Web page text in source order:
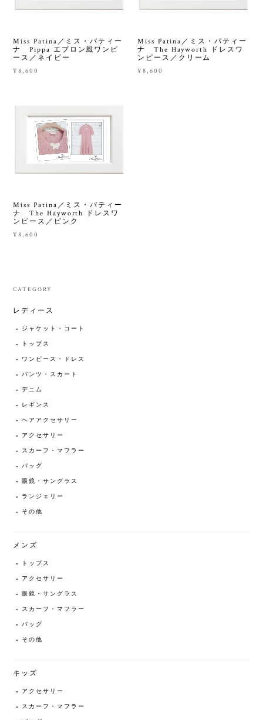
Miss Patina／ミス・パティー
ナ Pippa エプロン風ワンピ
ース／ネイビー
¥8,600
Miss Patina／ミス・パティー
ナ The Hayworth ドレスワ
ンピース／クリーム
¥8,600
Miss Patina／ミス・パティー
ナ The Hayworth ドレスワ
ンピース／ピンク
¥8,600
CATEGORY
レディース
ジャケット・コート
トップス
ワンピース・ドレス
パンツ・スカート
デニム
レギンス
ヘアアクセサリー
アクセサリー
スカーフ・マフラー
バッグ
眼鏡・サングラス
ランジェリー
その他
メンズ
トップス
アクセサリー
眼鏡・サングラス
スカーフ・マフラー
バッグ
その他
キッズ
アクセサリー
スカーフ・マフラー